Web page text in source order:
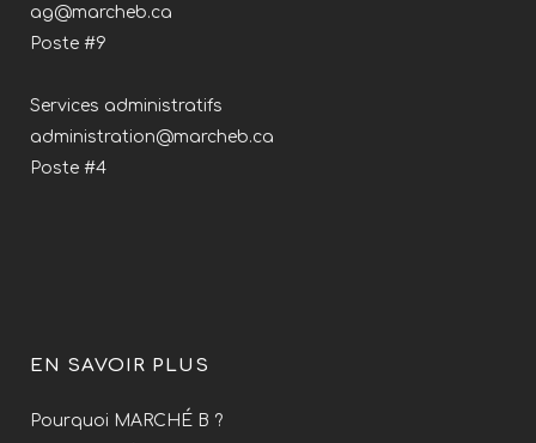
ag@marcheb.ca
Poste #9
Services administratifs
administration@marcheb.ca
Poste #4
EN SAVOIR PLUS
Pourquoi MARCHÉ B ?